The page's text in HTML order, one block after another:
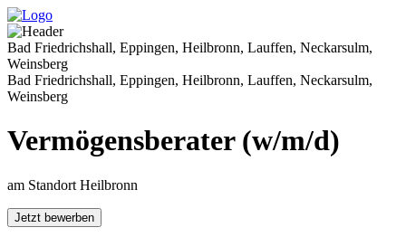
Bad Friedrichshall, Eppingen, Heilbronn, Lauffen, Neckarsulm,
Weinsberg
Bad Friedrichshall, Eppingen, Heilbronn, Lauffen, Neckarsulm,
Weinsberg
Vermögensberater (w/m/d)
am Standort Heilbronn
Jetzt bewerben